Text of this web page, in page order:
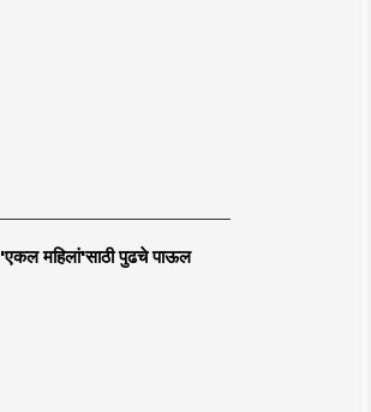
'एकल महिलां'साठी पुढचे पाऊल